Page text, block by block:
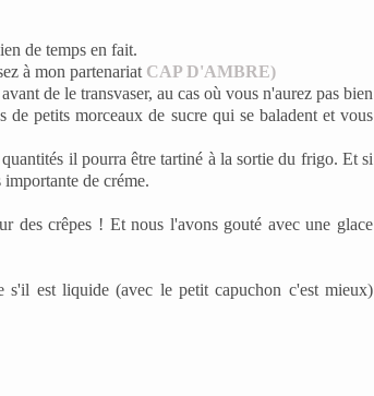
de temps en fait.
à mon partenariat CAP D'AMBRE)
de le transvaser, au cas où vous n'aurez pas bien
petits morceaux de sucre qui se baladent et vous
il pourra être tartiné à la sortie du frigo. Et si
de créme.
des crêpes ! Et nous l'avons gouté avec une glace
est liquide (avec le petit capuchon c'est mieux)